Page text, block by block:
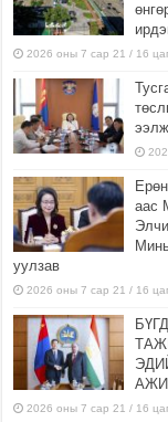
2026 оны 7 сар 21 / 16
аас
уулзав
2026 оны 7 сар 21 / 16
2026 оны 7 сар 21 / 16